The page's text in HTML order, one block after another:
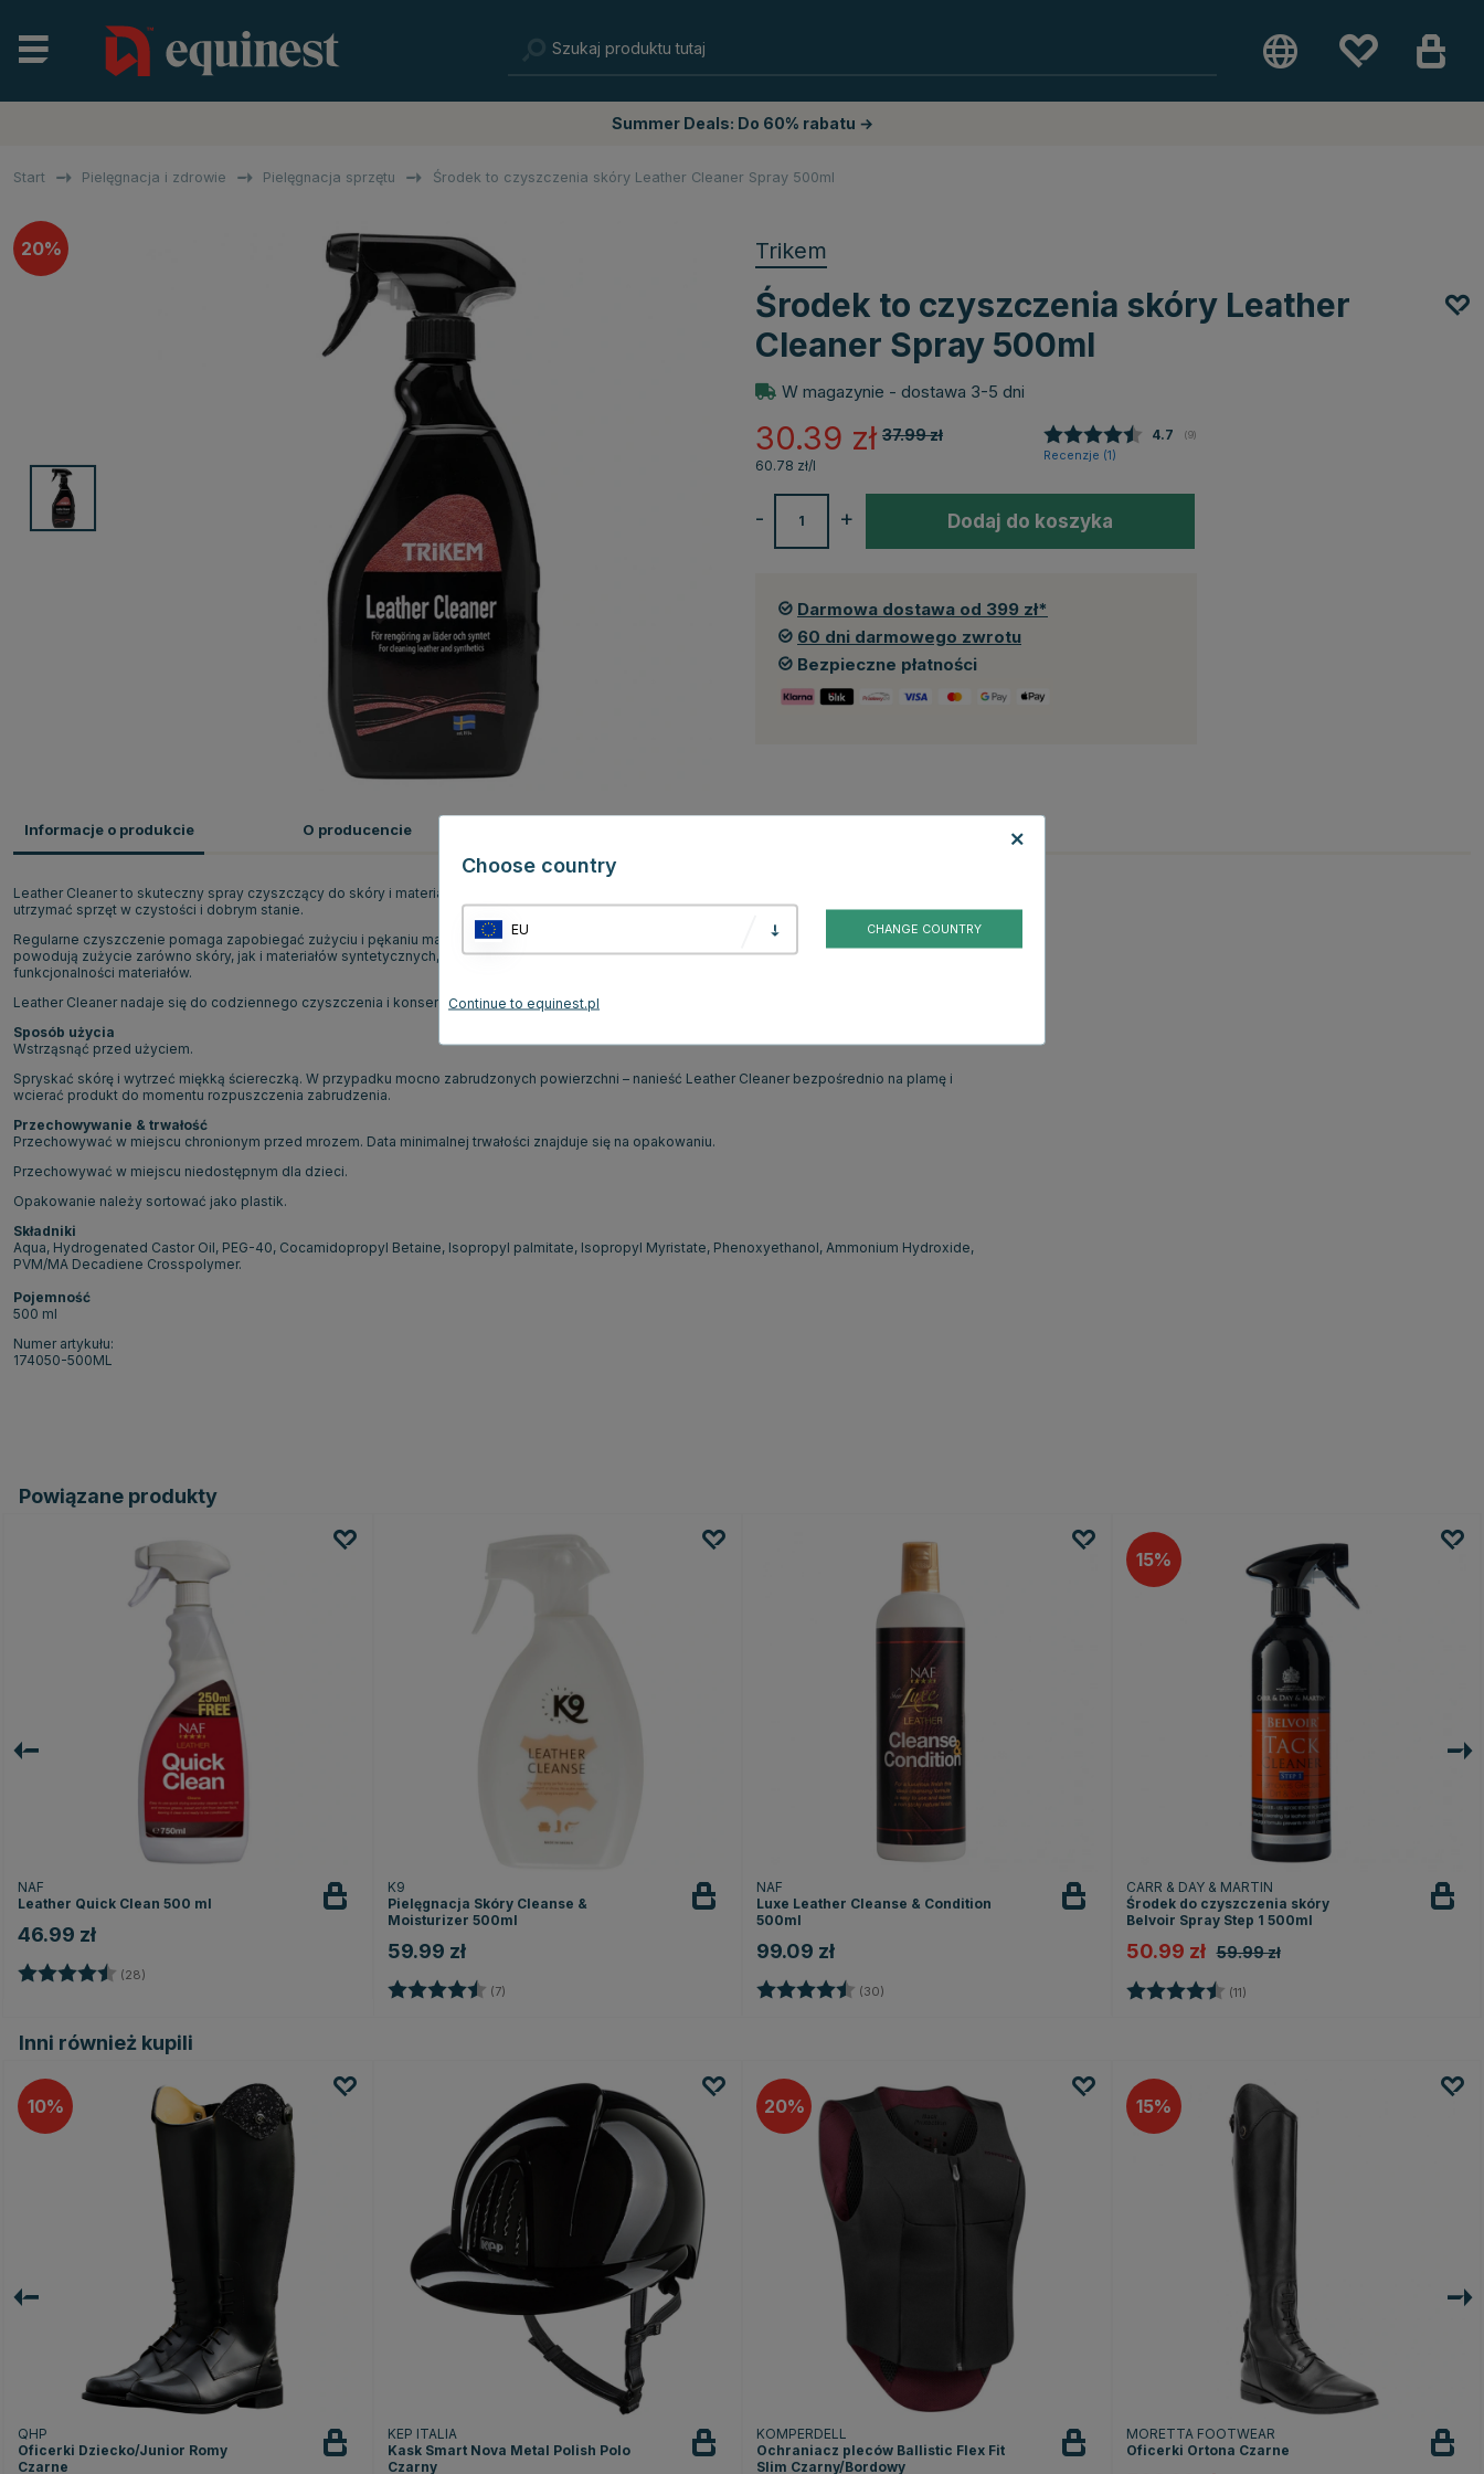
Summer Deals: Do 60% rabatu →
Start Pielęgnacja i zdrowie Pielęgnacja sprzętu Środek to czyszczenia skóry Leather Cleaner Spray 500ml
20 Trikem
Środek to czyszczenia skóry Leather
Cleaner Spray 500ml
W magazynie - dostawa 3-5 dni
37.99zł
30.39 zł Średnia ocena:
4.7 (głosy:
9)
Recenzje (1)
60.78 zł/l
+
- Dodaj do koszyka
Darmowa dostawa od 399 zł*
60 dni darmowego zwrotu
Bezpieczne płatności
Informacje o produkcie
Leather Cleaner to skuteczny spray czyszczący do skóry i materiałów syntetycznych. Produkt skutecznie rozpuszcza brud, tłuszcz i pot, pomagając
utrzymać sprzęt w czystości i dobrym stanie.
Regularne czyszczenie pomaga zapobiegać zużyciu i pękaniu materiału, co przyczynia się do wydłużenia żywotności sprzętu. Brud, pot i piasek
powodują zużycie zarówno skóry, jak i materiałów syntetycznych, dlatego codzienna pielęgnacja jest ważna dla zachowania jakości i
funkcjonalności materiałów.
Leather Cleaner nadaje się do codziennego czyszczenia i konserwacji każdego rodzaju sprzętu skórzanego oraz materiałów syntetycznych.
Sposób użycia
Wstrząsnąć przed użyciem.
Spryskać skórę i wytrzeć miękką ściereczką. W przypadku mocno zabrudzonych powierzchni – nanieść Leather Cleaner bezpośrednio na plamę i
wcierać produkt do momentu rozpuszczenia zabrudzenia.
Przechowywanie & trwałość
Przechowywać w miejscu chronionym przed mrozem. Data minimalnej trwałości znajduje się na opakowaniu.
Przechowywać w miejscu niedostępnym dla dzieci.
Opakowanie należy sortować jako plastik.
Składniki
Aqua, Hydrogenated Castor Oil, PEG-40, Cocamidopropyl Betaine, Isopropyl palmitate, Isopropyl Myristate, Phenoxyethanol, Ammonium Hydroxide,
PVM/MA Decadiene Crosspolymer.
Pojemność
500 ml
Numer artykułu:
174050-500ML
O producencie
Powiązane produkty
NAF
Leather Quick Clean 500 ml
46.99 zł
Ocena: (28)
K9
Pielęgnacja Skóry Cleanse &
Moisturizer 500ml
59.99 zł
Ocena: (7)
NAF
Luxe Leather Cleanse & Condition
500ml
99.09 zł
Ocena: (30)
15
CARR & DAY & MARTIN
Środek do czyszczenia skóry
Belvoir Spray Step 1 500ml
50.99 zł 59.99 zł
Ocena: (11)
Inni również kupili
10
QHP
Oficerki Dziecko/Junior Romy
Czarne
KEP ITALIA
Kask Smart Nova Metal Polish Polo
Czarny
20
KOMPERDELL
Ochraniacz pleców Ballistic Flex Fit
Slim Czarny/Bordowy
15
MORETTA FOOTWEAR
Oficerki Ortona Czarne
Choose country
EU CHANGE COUNTRY
Continue to equinest.pl